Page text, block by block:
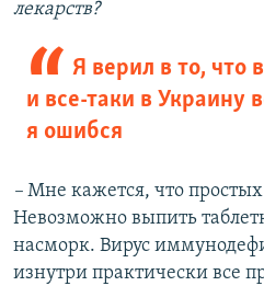
лекарств?
Я верил в то, что
и все-таки в Украину
я ошибся
– Мне кажется, что
Невозможно выпить
насморк. Вирус
изнутри практически все